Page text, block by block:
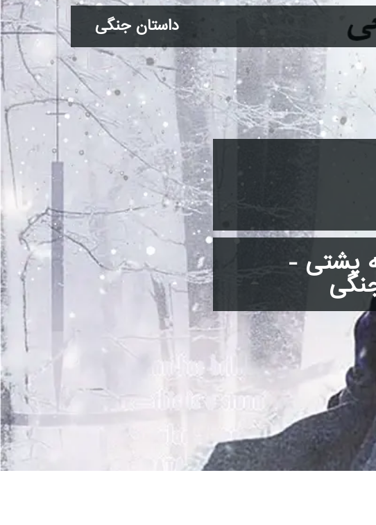
داستان جنگی
پشتی -